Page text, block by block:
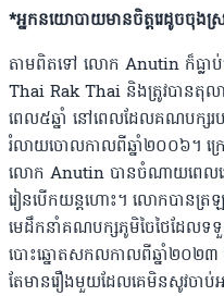
*អ្នកនយោបាយមានចិត្តរេដូចចុង
តាមពិតទៅ លោក Anutin ក៏ធ្លា
Thai Rak Thai និងត្រូវបានតុលា
ពេល៥ឆ្នាំ នៅពេលដែលគណបក្ស
រំលាយចោលកាលពីឆ្នាំ២០០៦។ ក្រ
លោក Anutin បានចំណាយពេលវ
រៀនបើកយន្ដហោះ។ លោកបានត្
មេដឹកនាំគណបក្សភូមិចៃថៃដែលទ
បោះឆ្នោតសកលកាលពីឆ្នាំ២០២
តែមានរឿងមួយដែលគេមិនសូវចា